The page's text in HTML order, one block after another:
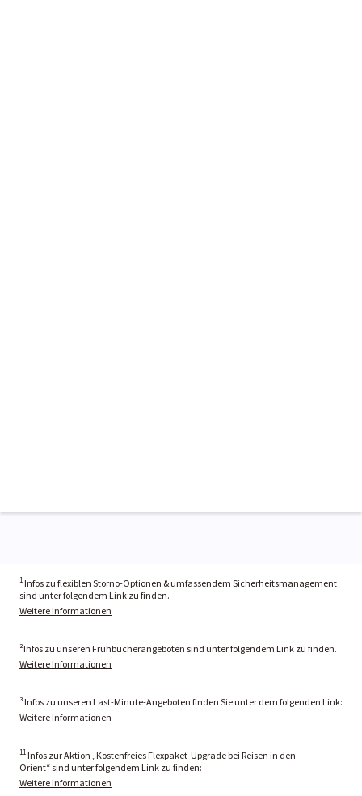
1 Infos zu flexiblen Storno-Optionen & umfassendem Sicherheitsmanagement
sind unter folgendem Link zu finden.
Weitere Informationen
²Infos zu unseren Frühbucherangeboten sind unter folgendem Link zu finden.
Weitere Informationen
³ Infos zu unseren Last-Minute-Angeboten finden Sie unter dem folgenden Link:
Weitere Informationen
11 Infos zur Aktion „Kostenfreies Flexpaket-Upgrade bei Reisen in den
Orient“ sind unter folgendem Link zu finden:
Weitere Informationen